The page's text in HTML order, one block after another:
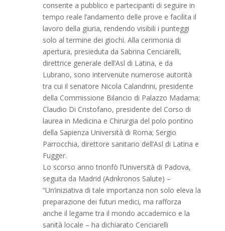
consente a pubblico e partecipanti di seguire in
tempo reale l’andamento delle prove e facilita il
lavoro della giuria, rendendo visibili i punteggi
solo al termine dei giochi. Alla cerimonia di
apertura, presieduta da Sabrina Cenciarelli,
direttrice generale dell’Asl di Latina, e da
Lubrano, sono intervenute numerose autorità
tra cui il senatore Nicola Calandrini, presidente
della Commissione Bilancio di Palazzo Madama;
Claudio Di Cristofano, presidente del Corso di
laurea in Medicina e Chirurgia del polo pontino
della Sapienza Università di Roma; Sergio
Parrocchia, direttore sanitario dell’Asl di Latina e
Fugger.
Lo scorso anno trionfò l’Università di Padova,
seguita da Madrid (Adnkronos Salute) –
“Un’iniziativa di tale importanza non solo eleva la
preparazione dei futuri medici, ma rafforza
anche il legame tra il mondo accademico e la
sanità locale – ha dichiarato Cenciarelli